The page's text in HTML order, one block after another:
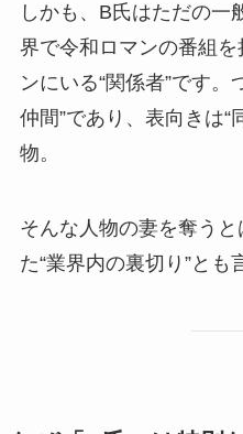
しかも、B氏はただの一
界で令和ロマンの番組
ンにいる“関係者”です。
仲間”であり、表向きは“
物。
そんな人物の妻を奪うと
た“業界内の裏切り”とも